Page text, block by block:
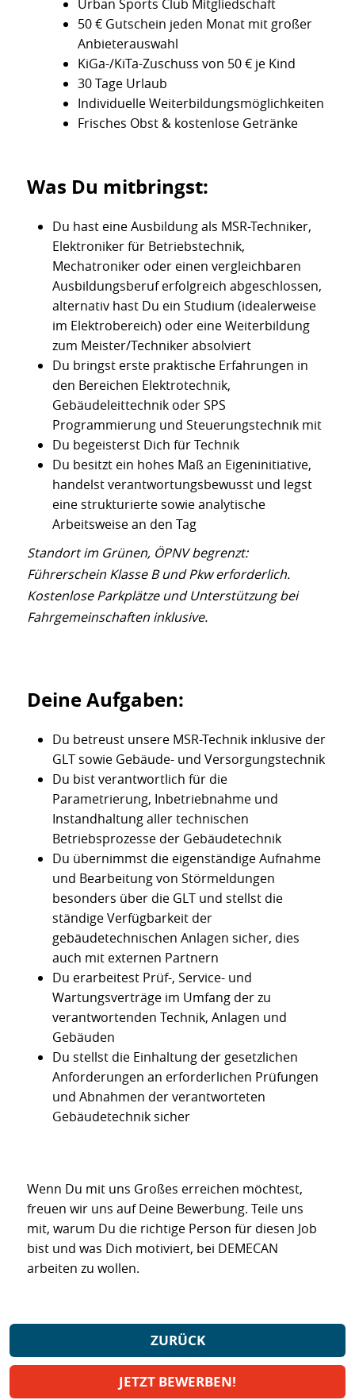
Urban Sports Club Mitgliedschaft
50 € Gutschein jeden Monat mit großer
Anbieterauswahl
KiGa-/KiTa-Zuschuss von 50 € je Kind
30 Tage Urlaub
Individuelle Weiterbildungsmöglichkeiten
Frisches Obst & kostenlose Getränke
Was Du mitbringst:
Du hast eine Ausbildung als MSR-Techniker,
Elektroniker für Betriebstechnik,
Mechatroniker oder einen vergleichbaren
Ausbildungsberuf erfolgreich abgeschlossen,
alternativ hast Du ein Studium (idealerweise
im Elektrobereich) oder eine Weiterbildung
zum Meister/Techniker absolviert
Du bringst erste praktische Erfahrungen in
den Bereichen Elektrotechnik,
Gebäudeleittechnik oder SPS
Programmierung und Steuerungstechnik mit
Du begeisterst Dich für Technik
Du besitzt ein hohes Maß an Eigeninitiative,
handelst verantwortungsbewusst und legst
eine strukturierte sowie analytische
Arbeitsweise an den Tag
Standort im Grünen, ÖPNV begrenzt:
Führerschein Klasse B und Pkw erforderlich.
Kostenlose Parkplätze und Unterstützung bei
Fahrgemeinschaften inklusive.
Deine Aufgaben:
Du betreust unsere MSR-Technik inklusive der
GLT sowie Gebäude- und Versorgungstechnik
Du bist verantwortlich für die
Parametrierung, Inbetriebnahme und
Instandhaltung aller technischen
Betriebsprozesse der Gebäudetechnik
Du übernimmst die eigenständige Aufnahme
und Bearbeitung von Störmeldungen
besonders über die GLT und stellst die
ständige Verfügbarkeit der
gebäudetechnischen Anlagen sicher, dies
auch mit externen Partnern
Du erarbeitest Prüf-, Service- und
Wartungsverträge im Umfang der zu
verantwortenden Technik, Anlagen und
Gebäuden
Du stellst die Einhaltung der gesetzlichen
Anforderungen an erforderlichen Prüfungen
und Abnahmen der verantworteten
Gebäudetechnik sicher
Wenn Du mit uns Großes erreichen möchtest,
freuen wir uns auf Deine Bewerbung. Teile uns
mit, warum Du die richtige Person für diesen Job
bist und was Dich motiviert, bei DEMECAN
arbeiten zu wollen.
ZURÜCK
JETZT BEWERBEN!